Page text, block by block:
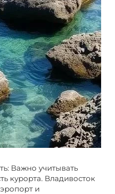
Важно учитывать
курорта. Владивосток
и